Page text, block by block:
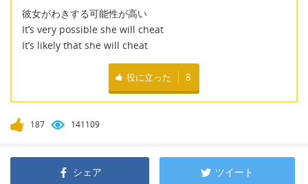
彼女がわきする可能性が高い
It’s very possible she will cheat
It’s likely that she will cheat
役に立った 8
187 141109
シェア ツイート